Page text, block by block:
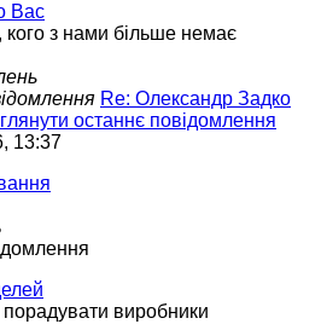
Вас
кого з нами більше немає
Re: Олександр Задко
останнє повідомлення
13:37
виробники